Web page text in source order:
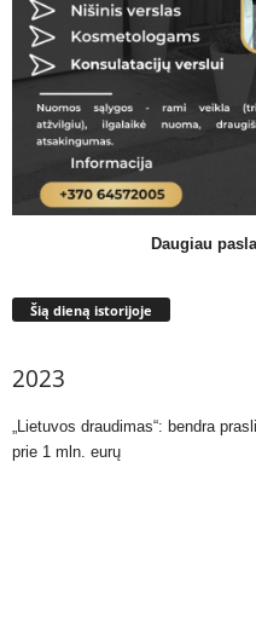
Daugiau
Šią dieną istorijoje
2023
„Lietuvos draudimas“: bendra
prie 1 mln. eurų